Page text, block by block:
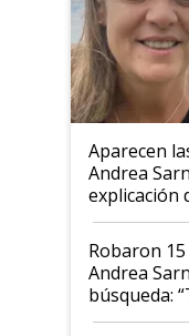
Aparecen
Andrea
explicación
Robaron
Andrea
búsqueda:
toca a